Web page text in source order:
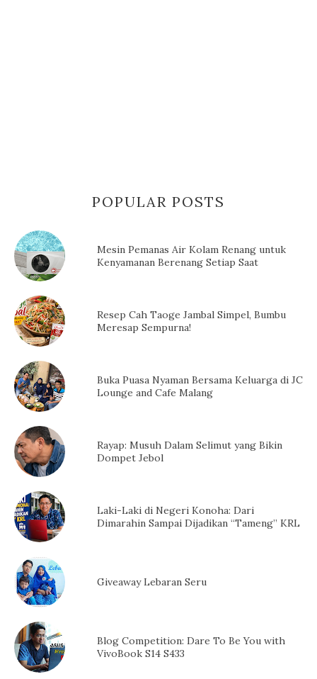
POPULAR POSTS
Mesin Pemanas Air Kolam Renang untuk
Kenyamanan Berenang Setiap Saat
Resep Cah Taoge Jambal Simpel, Bumbu
Meresap Sempurna!
Buka Puasa Nyaman Bersama Keluarga di JC
Lounge and Cafe Malang
Rayap: Musuh Dalam Selimut yang Bikin
Dompet Jebol
Laki-Laki di Negeri Konoha: Dari
Dimarahin Sampai Dijadikan “Tameng” KRL
Giveaway Lebaran Seru
Blog Competition: Dare To Be You with
VivoBook S14 S433